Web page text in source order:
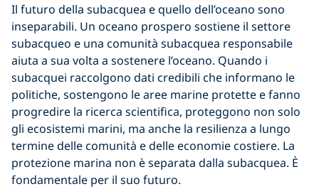
Il futuro della subacquea e quello dell’oceano sono
inseparabili. Un oceano prospero sostiene il settore
subacqueo e una comunità subacquea responsabile
aiuta a sua volta a sostenere l’oceano. Quando i
subacquei raccolgono dati credibili che informano le
politiche, sostengono le aree marine protette e fanno
progredire la ricerca scientifica, proteggono non solo
gli ecosistemi marini, ma anche la resilienza a lungo
termine delle comunità e delle economie costiere. La
protezione marina non è separata dalla subacquea. È
fondamentale per il suo futuro.